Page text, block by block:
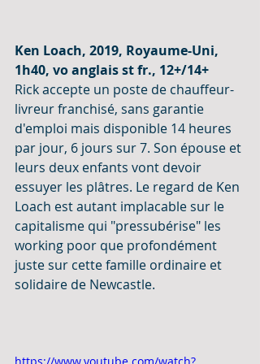
Ken Loach, 2019, Royaume-Uni,
1h40, vo anglais st fr., 12+/14+
Rick accepte un poste de chauffeur-
livreur franchisé, sans garantie
d'emploi mais disponible 14 heures
par jour, 6 jours sur 7. Son épouse et
leurs deux enfants vont devoir
essuyer les plâtres. Le regard de Ken
Loach est autant implacable sur le
capitalisme qui "pressubérise" les
working poor que profondément
juste sur cette famille ordinaire et
solidaire de Newcastle.